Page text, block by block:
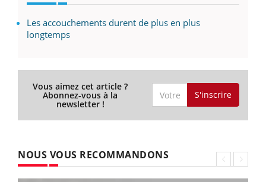
Les accouchements durent de plus en plus
longtemps
Vous aimez cet article ?
Abonnez-vous à la
newsletter !
S'inscrire
NOUS VOUS RECOMMANDONS